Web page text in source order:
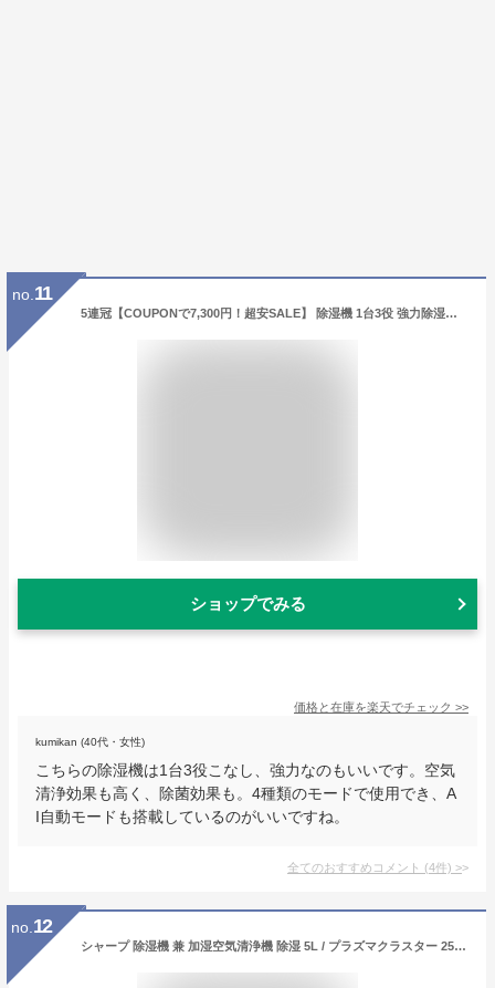
no. 11
5連冠【COUPONで7,300円！超安SALE】 除湿機 1台3役 強力除湿・空気清浄・加湿 国内45,000台＋累計販売 ホースで連続排水 580ml/日 20畳 1L 大容量 加湿器 空気清浄機 湿度調整 4モード イオン発生 UV-C除菌 AI自動モード カビ/PM2.5/花粉対策 部屋干し 衣類乾燥 梅雨対策
ショップでみる
価格と在庫を楽天でチェック >>
kumikan (40代・女性)
こちらの除湿機は1台3役こなし、強力なのもいいです。空気
清浄効果も高く、除菌効果も。4種類のモードで使用でき、A
I自動モードも搭載しているのがいいですね。
全てのおすすめコメント (4件) >
no. 12
シャープ 除湿機 兼 加湿空気清浄機 除湿 5L / プラズマクラスター 25000 ハイグレード 10畳 / 空気清浄 21畳 ホワイト KI-LD50-W